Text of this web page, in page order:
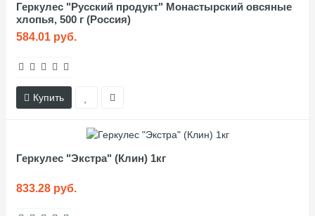
Геркулес "Русский продукт" Монастырский овсяные
хлопья, 500 г (Россия)
584.01 руб.
Купить
Геркулес "Экстра" (Клин) 1кг
833.28 руб.